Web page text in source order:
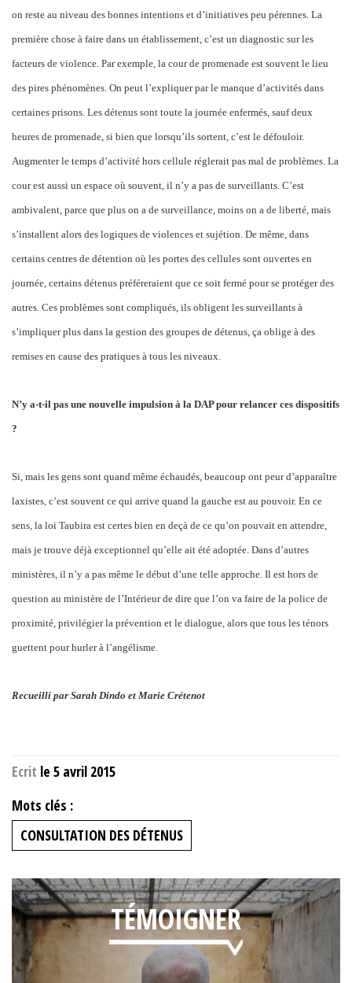
on reste au niveau des bonnes intentions et d’initiatives peu pérennes. La
première chose à faire dans un établissement, c’est un diagnostic sur les
facteurs de violence. Par exemple, la cour de promenade est souvent le lieu
des pires phénomènes. On peut l’expliquer par le manque d’activités dans
certaines prisons. Les détenus sont toute la journée enfermés, sauf deux
heures de promenade, si bien que lorsqu’ils sortent, c’est le défouloir.
Augmenter le temps d’activité hors cellule réglerait pas mal de problèmes. La
cour est aussi un espace où souvent, il n’y a pas de surveillants. C’est
ambivalent, parce que plus on a de surveillance, moins on a de liberté, mais
s’installent alors des logiques de violences et sujétion. De même, dans
certains centres de détention où les portes des cellules sont ouvertes en
journée, certains détenus préféreraient que ce soit fermé pour se protéger des
autres. Ces problèmes sont compliqués, ils obligent les surveillants à
s’impliquer plus dans la gestion des groupes de détenus, ça oblige à des
remises en cause des pratiques à tous les niveaux.
N’y a-t-il pas une nouvelle impulsion à la DAP pour relancer ces dispositifs
?
Si, mais les gens sont quand même échaudés, beaucoup ont peur d’apparaître
laxistes, c’est souvent ce qui arrive quand la gauche est au pouvoir. En ce
sens, la loi Taubira est certes bien en deçà de ce qu’on pouvait en attendre,
mais je trouve déjà exceptionnel qu’elle ait été adoptée. Dans d’autres
ministères, il n’y a pas même le début d’une telle approche. Il est hors de
question au ministère de l’Intérieur de dire que l’on va faire de la police de
proximité, privilégier la prévention et le dialogue, alors que tous les ténors
guettent pour hurler à l’angélisme.
Recueilli par Sarah Dindo et Marie Crétenot
Ecrit le 5 avril 2015
Mots clés :
CONSULTATION DES DÉTENUS
TÉMOIGNER